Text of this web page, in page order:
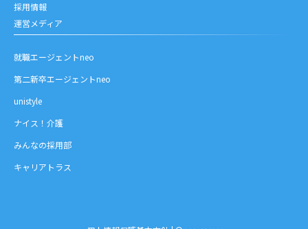
採用情報
運営メディア
就職エージェントneo
第二新卒エージェントneo
unistyle
ナイス！介護
みんなの採用部
キャリアトラス